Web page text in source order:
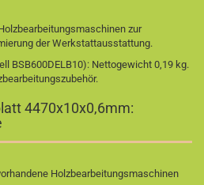
zur
der Werkstattausstattung.
BSB600DELB10): Nettogewicht 0,19 kg.
4470x10x0,6mm:
Holzbearbeitungsmaschinen